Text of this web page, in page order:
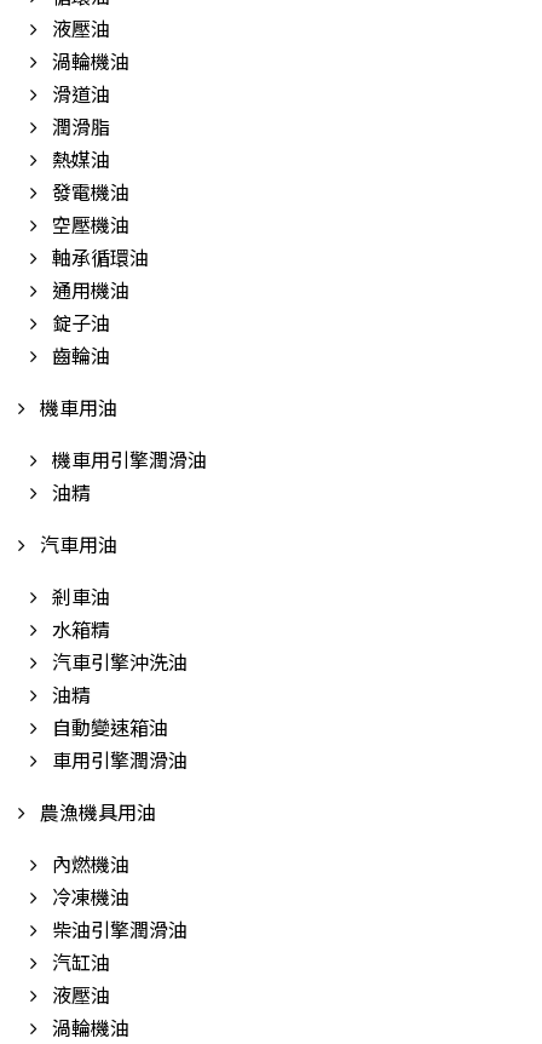
液壓油
渦輪機油
滑道油
潤滑脂
熱媒油
發電機油
空壓機油
軸承循環油
通用機油
錠子油
齒輪油
機車用油
機車用引擎潤滑油
油精
汽車用油
剎車油
水箱精
汽車引擎沖洗油
油精
自動變速箱油
車用引擎潤滑油
農漁機具用油
內燃機油
冷凍機油
柴油引擎潤滑油
汽缸油
液壓油
渦輪機油